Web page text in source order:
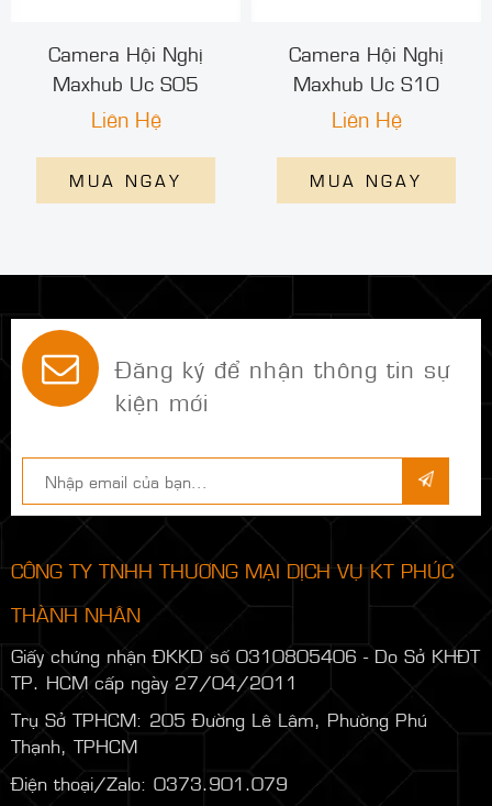
Camera Hội Nghị
Maxhub Uc S05
Liên Hệ
MUA NGAY
Camera Hội Nghị
Maxhub Uc S10
Liên Hệ
MUA NGAY
Đăng ký để nhận thông tin sự
kiện mới
CÔNG TY TNHH THƯƠNG MẠI DỊCH VỤ KT PHÚC
THÀNH NHÂN
Giấy chứng nhận ĐKKD số 0310805406 - Do Sở KHĐT
TP. HCM cấp ngày 27/04/2011
Trụ Sở TPHCM: 205 Đường Lê Lâm, Phường Phú
Thạnh, TPHCM
Điện thoại/Zalo: 0373.901.079